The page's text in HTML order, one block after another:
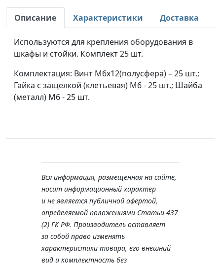
Описание Характеристики Доставка
Используются для крепления оборудования в
шкафы и стойки. Комплект 25 шт.
Комплектация: Винт М6х12(полусфера) – 25 шт.;
Гайка с защелкой (клетьевая) М6 - 25 шт.; Шайба
(металл) М6 - 25 шт.
Вся информация, размещенная на сайте,
носит информационный характер
и не является публичной офертой,
определяемой положениями Статьи 437
(2) ГК РФ. Производитель оставляет
за собой право изменять
характеристики товара, его внешний
вид и комплектность без